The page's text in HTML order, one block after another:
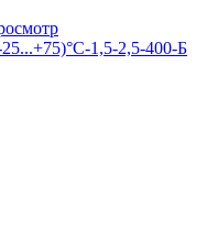
1,5-2,5-400-Б